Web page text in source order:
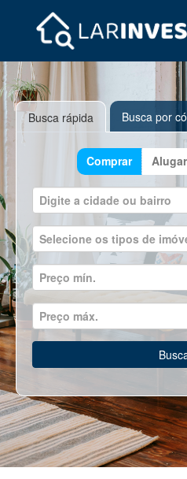
Busca rápida Busca por
Comprar Alugar